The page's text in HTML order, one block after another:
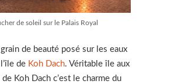
de soleil sur le Palais Royal
grain de beauté posé sur les eaux
de Koh Dach. Véritable île aux
Koh Dach c’est le charme du